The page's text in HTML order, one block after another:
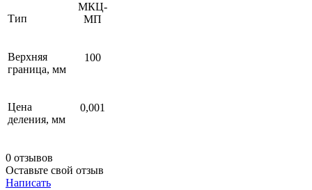
Тип
МКЦ-
МП
Верхняя
граница, мм
100
Цена
деления, мм
0,001
0 отзывов
Оставьте свой отзыв
Написать